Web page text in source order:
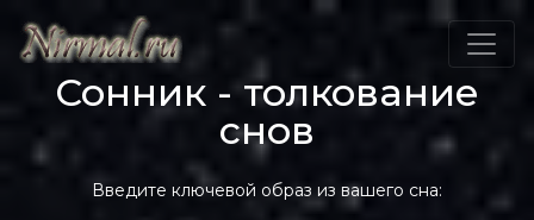
Сонник - толкование
снов
Введите ключевой образ из вашего сна: